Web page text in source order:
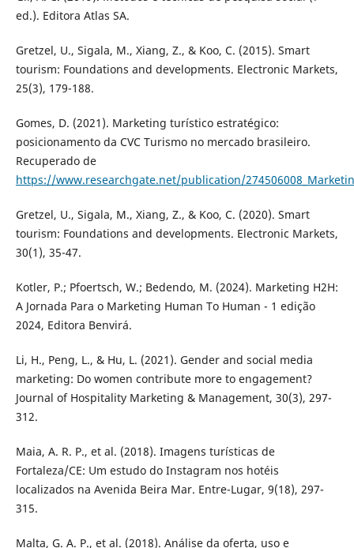
ed.). Editora Atlas SA.
Gretzel, U., Sigala, M., Xiang, Z., & Koo, C. (2015). Smart
tourism: Foundations and developments. Electronic Markets,
25(3), 179-188.
Gomes, D. (2021). Marketing turístico estratégico:
posicionamento da CVC Turismo no mercado brasileiro.
Recuperado de
https://www.researchgate.net/publication/
Gretzel, U., Sigala, M., Xiang, Z., & Koo, C. (2020). Smart
tourism: Foundations and developments. Electronic Markets,
30(1), 35-47.
Kotler, P.; Pfoertsch, W.; Bedendo, M. (2024). Marketing H2H:
A Jornada Para o Marketing Human To Human - 1 edição
2024, Editora Benvirá.
Li, H., Peng, L., & Hu, L. (2021). Gender and social media
marketing: Do women contribute more to engagement?
Journal of Hospitality Marketing & Management, 30(3), 297-
312.
Maia, A. R. P., et al. (2018). Imagens turísticas de
Fortaleza/CE: Um estudo do Instagram nos hotéis
localizados na Avenida Beira Mar. Entre-Lugar, 9(18), 297-
315.
Malta, G. A. P., et al. (2018). Análise da oferta, uso e